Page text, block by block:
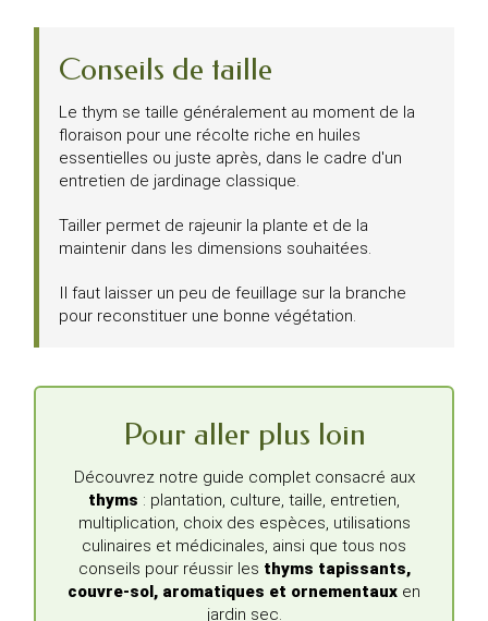
Conseils de taille
Le thym se taille généralement au moment de la
floraison pour une récolte riche en huiles
essentielles ou juste après, dans le cadre d'un
entretien de jardinage classique.
Tailler permet de rajeunir la plante et de la
maintenir dans les dimensions souhaitées.
Il faut laisser un peu de feuillage sur la branche
pour reconstituer une bonne végétation.
Pour aller plus loin
Découvrez notre guide complet consacré aux
thyms : plantation, culture, taille, entretien,
multiplication, choix des espèces, utilisations
culinaires et médicinales, ainsi que tous nos
conseils pour réussir les thyms tapissants,
couvre-sol, aromatiques et ornementaux en
jardin sec.